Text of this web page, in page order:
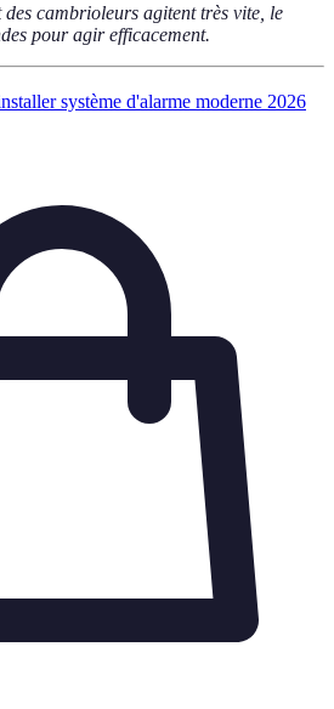
cambrioleurs agitent très vite, le
pour agir efficacement.
système d'alarme moderne 2026